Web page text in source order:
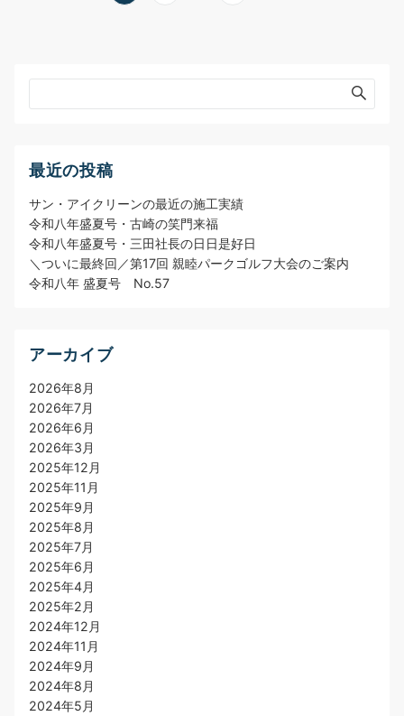
最近の投稿
サン・アイクリーンの最近の施工実績
令和八年盛夏号・古崎の笑門来福
令和八年盛夏号・三田社長の日日是好日
＼ついに最終回／第17回 親睦パークゴルフ大会のご案内
令和八年 盛夏号 No.57
アーカイブ
2026年8月
2026年7月
2026年6月
2026年3月
2025年12月
2025年11月
2025年9月
2025年8月
2025年7月
2025年6月
2025年4月
2025年2月
2024年12月
2024年11月
2024年9月
2024年8月
2024年5月